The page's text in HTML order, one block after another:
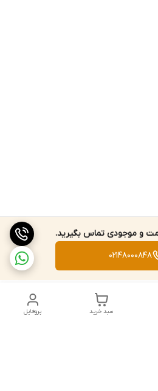
و موجودی تماس بگیرید.
02148000848
پروفایل سبد خرید